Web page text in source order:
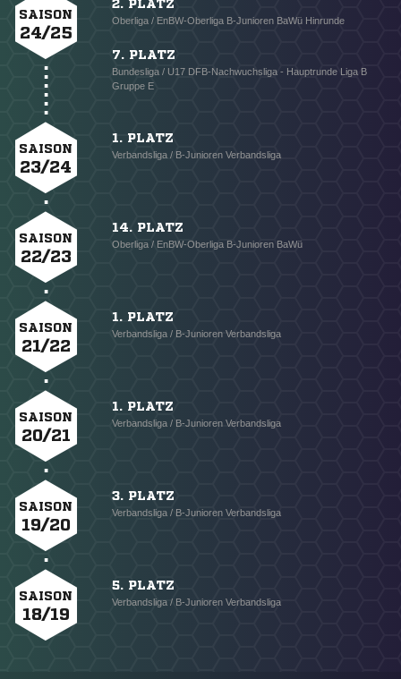
SAISON
24/25
2. PLATZ
Oberliga / EnBW-Oberliga B-Junioren BaWü Hinrunde
7. PLATZ
Bundesliga / U17 DFB-Nachwuchsliga - Hauptrunde Liga B
Gruppe E
SAISON
23/24
1. PLATZ
Verbandsliga / B-Junioren Verbandsliga
SAISON
22/23
14. PLATZ
Oberliga / EnBW-Oberliga B-Junioren BaWü
SAISON
21/22
1. PLATZ
Verbandsliga / B-Junioren Verbandsliga
SAISON
20/21
1. PLATZ
Verbandsliga / B-Junioren Verbandsliga
SAISON
19/20
3. PLATZ
Verbandsliga / B-Junioren Verbandsliga
SAISON
18/19
5. PLATZ
Verbandsliga / B-Junioren Verbandsliga